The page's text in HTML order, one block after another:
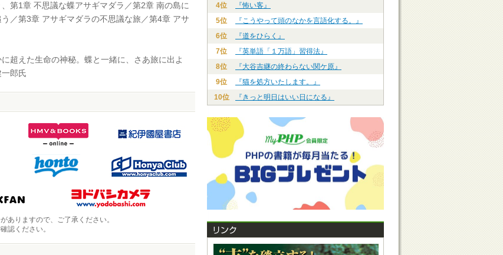
第1章 不思議な蝶アサギマダラ／第2章 南の島に
／第3章 アサギマダラの不思議な旅／第4章 アサ
超えた生命の神秘。蝶と一緒に、さあ旅に出よ
郎氏
ありますので、ご了承ください。
認ください。
4位
『怖い客』
5位
『こうやって頭のなかを言語化する。』
6位
『道をひらく』
7位
『英単語「１万語」習得法』
8位
『大谷吉継の終わらない関ケ原』
9位
『猫を処方いたします。』
10位
『きっと明日はいい日になる』